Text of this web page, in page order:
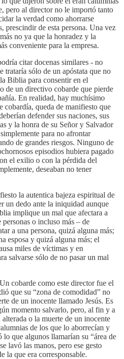
pero al director no le importó tanto
la verdad como ahorrarse
prescindir de esta persona. Una vez
no ya que la honradez y la
conveniente para la empresa.
citar docenas similares - no
trataría sólo de un apóstata que no
Biblia para consentir en el
de un directivo cobarde que pierde
En realidad, hay muchísimo
cobardía, queda de manifiesto que
defender sus naciones, sus
y la honra de su Señor y Salvador
para no afrontar
de grandes riesgos. Ninguno de
episodios hubiera pagado
el exilio o con la pérdida del
deseaban no tener
la autentica bajeza espiritual de
un dedo ante la iniquidad aunque
implique un mal que afectara a
o incluso más – de
a una persona, quizá alguna más;
esposa y quizá alguna más; el
miles de víctimas y en
salvarse sólo de no pasar un mal
cobarde como este director fue el
que su “zona de comodidad” no
de un inocente llamado Jesús. Es
momento salvarlo, pero, al fin y a
o la muerte de un inocente
de los que lo aborrecían y
que algunos llamarían su “área de
lavó las manos, pero ese gesto
la que era corresponsable.